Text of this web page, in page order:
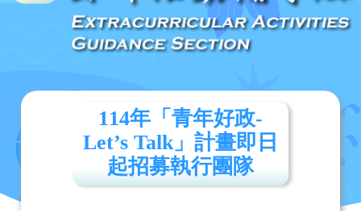
114年「青年好政-
Let’s Talk」計畫即日
起招募執行團隊